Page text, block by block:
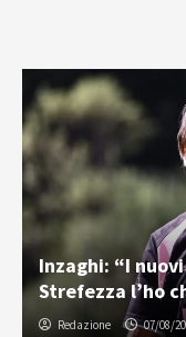
Inzaghi: “I
Strefezza l’ho
Redazione 07/08/